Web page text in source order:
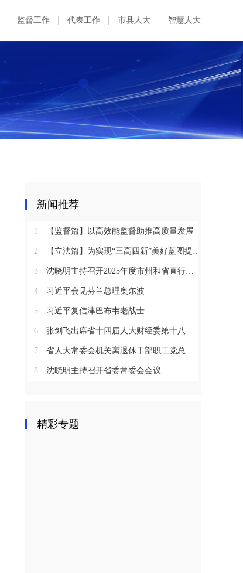
监督工作 代表工作 市县人大 智慧人大
新闻推荐
1 【监督篇】以高效能监督助推高质量发展
2 【立法篇】为实现“三高四新”美好蓝图提供坚实法治保障
3 沈晓明主持召开2025年度市州和省直行业系统党（工）委书记抓基层党建工作述职评议会议
4 习近平会见芬兰总理奥尔波
5 习近平复信津巴布韦老战士
6 张剑飞出席省十四届人大财经委第十八次全体会议
7 省人大常委会机关离退休干部职工党总支召开2025年度总结表彰大会
8 沈晓明主持召开省委常委会会议
精彩专题